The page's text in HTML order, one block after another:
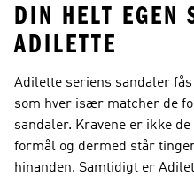
DIN HELT EGEN
ADILETTE
Adilette seriens sandaler
som hver især matcher de
sandaler. Kravene er ikke
formål og dermed står
hinanden. Samtidigt er